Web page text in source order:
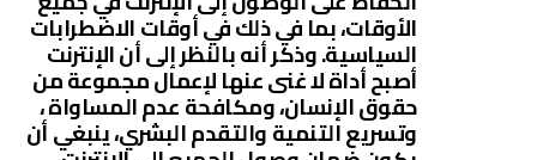
الأوقات، بما في ذلك في أوقات الاضطرابات
السياسية. وذكر أنه بالنظر إلى أن الإنترنت
أصبح أداة لا غنى عنها لإعمال مجموعة من
حقوق الإنسان، ومكافحة عدم المساواة ،
وتسريع التنمية والتقدم البشري، ينبغي أن